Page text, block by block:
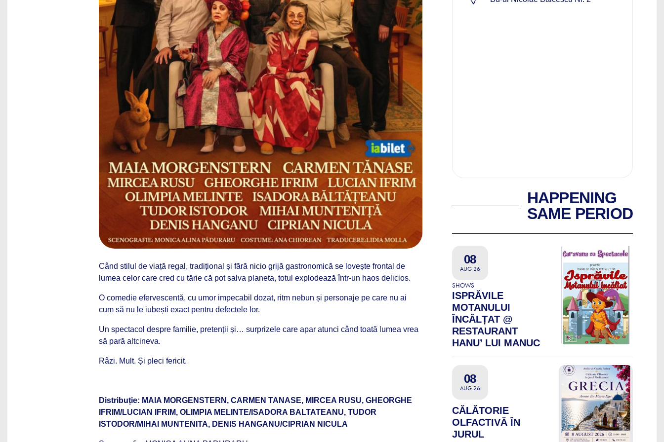
Când stilul de viață regal, tradițional și fără nicio grijă gastronomică se lovește frontal de
lumea celor care cred cu tărie că pot salva planeta, totul explodează într-un haos delicios.
O comedie efervescentă, cu umor impecabil dozat, ritm nebun și personaje pe care nu ai
cum să nu le iubești exact pentru defectele lor.
Un spectacol despre familie, pretenții și… surprizele care apar atunci când toată lumea vrea
să pară altcineva.
Râzi. Mult. Și pleci fericit.
Distribuție: MAIA MORGENSTERN, CARMEN TANASE, MIRCEA RUSU, GHEORGHE
IFRIM/LUCIAN IFRIM, OLIMPIA MELINTE/ISADORA BALTATEANU, TUDOR
ISTODOR/MIHAI MUNTENITA, DENIS HANGANU/CIPRIAN NICULA
HAPPENING
SAME PERIOD
08
AUG 26
SHOWS
ISPRĂVILE
MOTANULUI
ÎNCĂLȚAT @
RESTAURANT
HANU’ LUI MANUC
08
AUG 26
CĂLĂTORIE
OLFACTIVĂ ÎN
JURUL